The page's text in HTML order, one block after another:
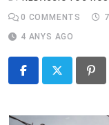
0 COMMENTS
4 ANYS AGO